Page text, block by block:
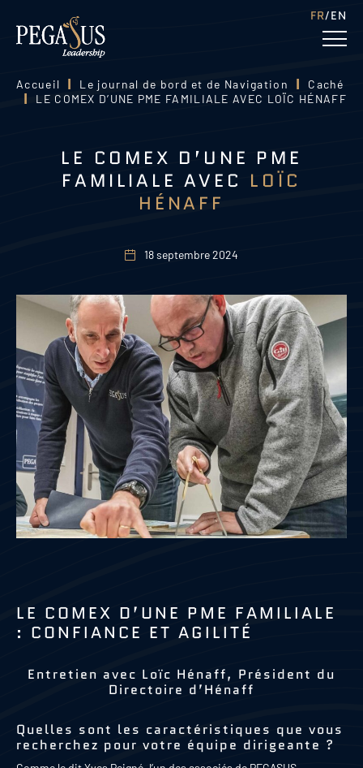
FR EN
Accueil Le journal de bord et de Navigation
Caché
LE COMEX D’UNE PME FAMILIALE AVEC LOÏC HÉNAFF
LE COMEX D’UNE PME
FAMILIALE AVEC LOÏC
HÉNAFF
18 septembre 2024
LE COMEX D’UNE PME FAMILIALE
: CONFIANCE ET AGILITÉ
Entretien avec Loïc Hénaff, Président du
Directoire d’Hénaff
Quelles sont les caractéristiques que vous
recherchez pour votre équipe dirigeante ?